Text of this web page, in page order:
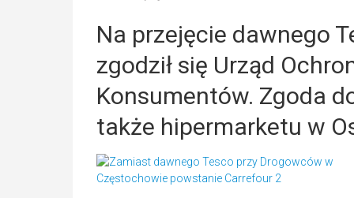
Na przejęcie dawnego
zgodził się Urząd
Konsumentów. Zgoda
także hipermarketu w